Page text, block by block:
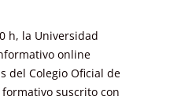
h, la Universidad
online
del Colegio Oficial de
suscrito con